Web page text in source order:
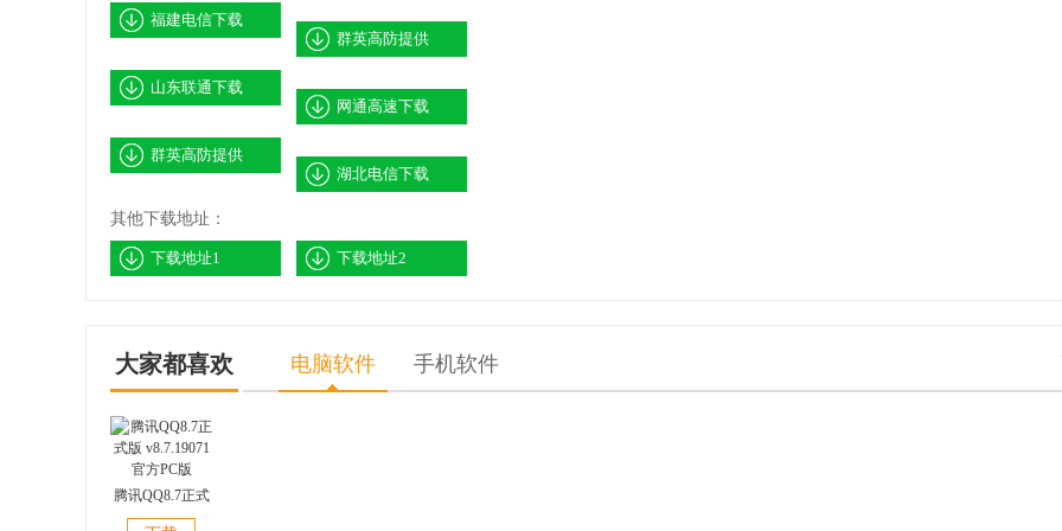
福建电信下载
群英高防提供
山东联通下载
网通高速下载
群英高防提供
湖北电信下载
其他下载地址：
下载地址1 下载地址2
大家都喜欢 电脑软件 手机软件
腾讯QQ8.7正式
版 v8.7.19071 官